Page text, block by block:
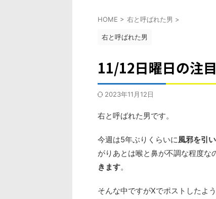
HOME > 右と呼ばれた男 >
右と呼ばれた男
11/12日曜日の注
2023年11月12日
右と呼ばれた男です。
今週は5年ぶりくらいに風邪を引
がりあとは喉と鼻が不調な程度な
きます。
そんな中ですがXでポストしたよ